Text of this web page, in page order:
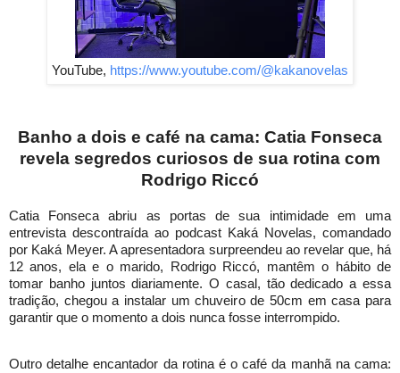
YouTube, https://www.youtube.com/@kakanovelas
Banho a dois e café na cama: Catia Fonseca
revela segredos curiosos de sua rotina com
Rodrigo Riccó
Catia Fonseca abriu as portas de sua intimidade em uma
entrevista descontraída ao podcast Kaká Novelas, comandado
por Kaká Meyer. A apresentadora surpreendeu ao revelar que, há
12 anos, ela e o marido, Rodrigo Riccó, mantêm o hábito de
tomar banho juntos diariamente. O casal, tão dedicado a essa
tradição, chegou a instalar um chuveiro de 50cm em casa para
garantir que o momento a dois nunca fosse interrompido.
Outro detalhe encantador da rotina é o café da manhã na cama: